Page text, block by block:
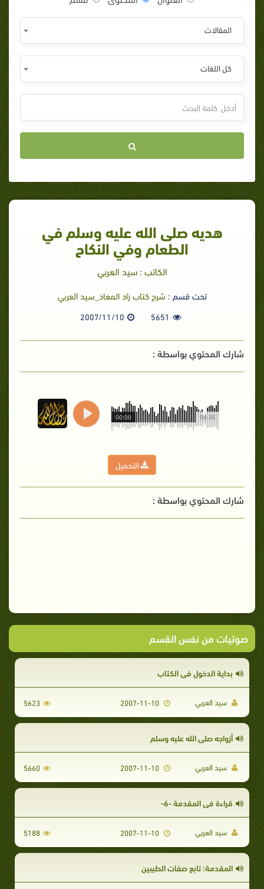
المقالات
كل اللغات
هديه صلى الله عليه وسلم في
الطعام وفي النكاح
الكاتب : سيد العربي
تحت قسم : شرح كتاب زاد المعاد_سيد العربي
5651
2007/11/10
شارك المحتوي بواسطة :
94:35
00:00
التحميل
شارك المحتوي بواسطة :
صوتيات من نفس القسم
بداية الدخول في الكتاب
سيد العربي 2007-11-10
5623
أزواجه صلى الله عليه وسلم
سيد العربي 2007-11-10
5660
قراءة في المقدمة -6-
سيد العربي 2007-11-10
5188
المقدمة: تابع صفات الطيبين